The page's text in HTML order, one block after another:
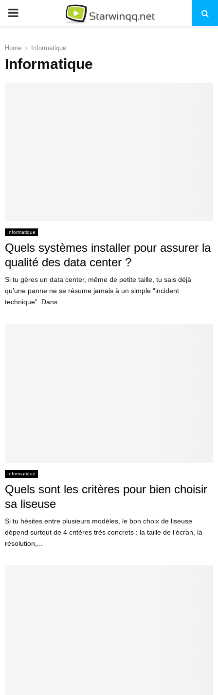
PRIMARY
Home Informatique
Informatique
Informatique
Quels systèmes installer pour assurer la
qualité des data center ?
Si tu gères un data center, même de petite taille, tu sais déjà
qu’une panne ne se résume jamais à un simple “incident
technique”. Dans...
Informatique
Quels sont les critères pour bien choisir
sa liseuse
Si tu hésites entre plusieurs modèles, le bon choix de liseuse
dépend surtout de 4 critères très concrets : la taille de l’écran, la
résolution,...